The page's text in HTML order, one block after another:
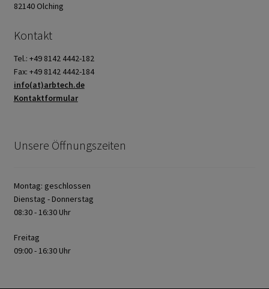
82140 Olching
Kontakt
Tel.: +49 8142 4442-182
Fax: +49 8142 4442-184
info(at)arbtech.de
Kontaktformular
Unsere Öffnungszeiten
Montag: geschlossen
Dienstag - Donnerstag
08:30 - 16:30 Uhr
Freitag
09:00 - 16:30 Uhr